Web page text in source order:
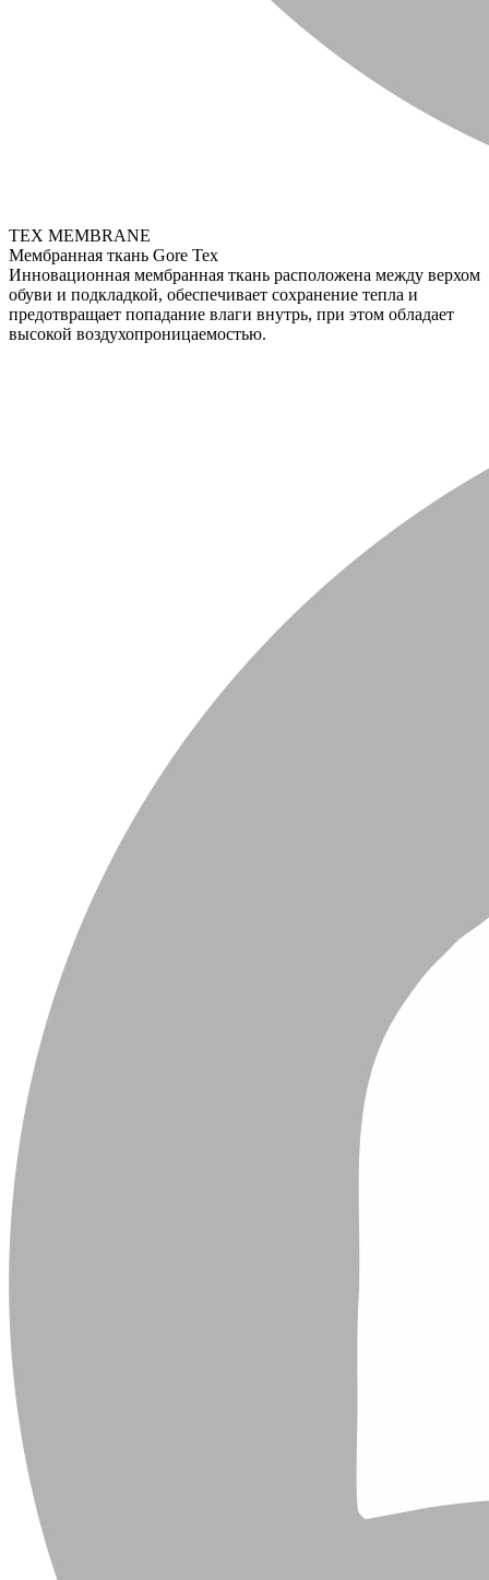
TEX MEMBRANE
Мембранная ткань Gore Tex
Инновационная мембранная ткань расположена между верхом
обуви и подкладкой, обеспечивает сохранение тепла и
предотвращает попадание влаги внутрь, при этом обладает
высокой воздухопроницаемостью.